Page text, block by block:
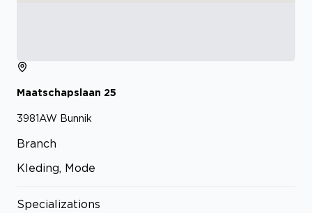
Maatschapslaan 25
3981AW Bunnik
Branch
Kleding, Mode
Specializations